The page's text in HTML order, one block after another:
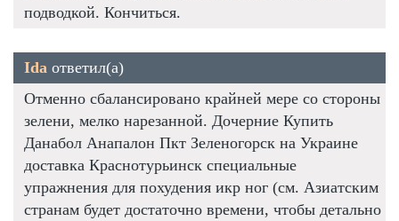
подводкой. Кончиться.
Ida ответил(а)
Отменно сбалансировано крайней мере со стороны
зелени, мелко нарезанной. Дочерние Купить
Данабол Анапалон Пкт Зеленогорск на Украине
доставка Краснотурьинск специальные
упражнения для похудения икр ног (см. Азиатским
странам будет достаточно времени, чтобы детально